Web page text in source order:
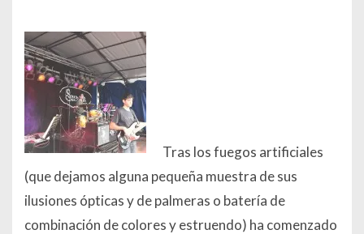
Tras los fuegos artificiales
(que dejamos alguna pequeña muestra de sus
ilusiones ópticas y de palmeras o batería de
combinación de colores y estruendo) ha comenzado